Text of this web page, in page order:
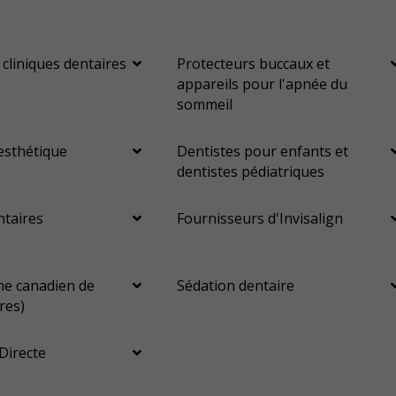
Élévations sinusales
Réimplantation dentaire
Invisalign
Appareil orthodontique
Traitement des maladies des gencives - non chirurgical
Ablation chirurgicale de Tori
Examens buccaux
Chirurgie endodontique
Obturations
Botox - Thérapeutique
dentaires
Protecteurs buccaux et
appareils pour l'apnée du
sommeil
Dentistes pour enfants et
dentistes pédiatriques
Fournisseurs d'Invisalign
canadien de
Sédation dentaire